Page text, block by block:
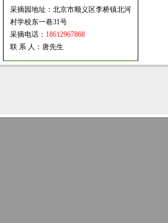
采摘园地址：北京市顺义区李桥镇北河
村学校东一巷31号
采摘电话： 18612967868
联 系 人：唐先生